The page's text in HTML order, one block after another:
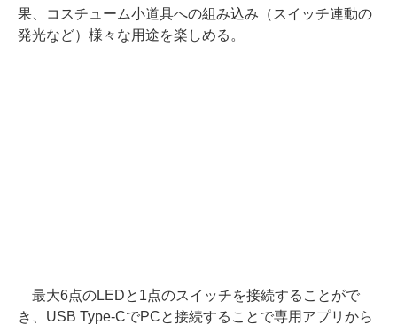
果、コスチューム小道具への組み込み（スイッチ連動の
発光など）様々な用途を楽しめる。
最大6点のLEDと1点のスイッチを接続することがで
き、USB Type-CでPCと接続することで専用アプリから